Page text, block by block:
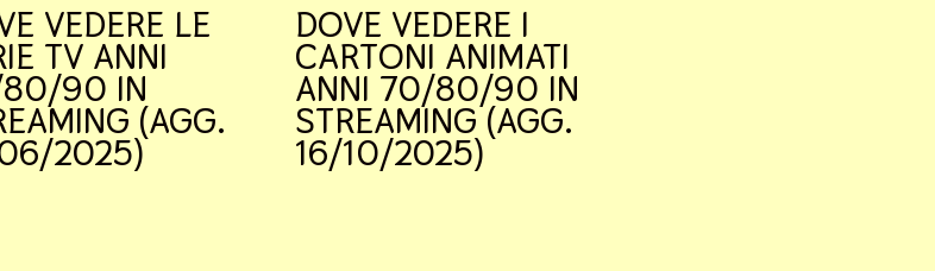
VEDERE LE
TV ANNI
90 IN
(AGG.
2025)
DOVE VEDERE I
CARTONI ANIMATI
ANNI 70/80/90 IN
STREAMING (AGG.
16/10/2025)